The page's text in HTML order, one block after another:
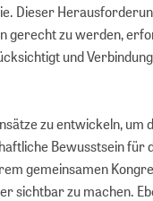
Dieser
gerecht zu werden,
und
zu entwickeln, um
Bewusstsein für
gemeinsamen
sichtbar zu machen.